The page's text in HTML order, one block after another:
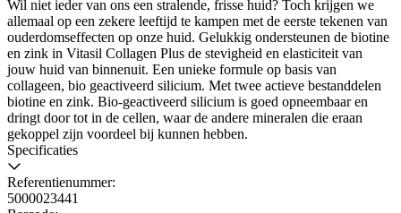
Wil niet ieder van ons een stralende, frisse huid? Toch krijgen we
allemaal op een zekere leeftijd te kampen met de eerste tekenen van
ouderdomseffecten op onze huid. Gelukkig ondersteunen de biotine
en zink in Vitasil Collagen Plus de stevigheid en elasticiteit van
jouw huid van binnenuit. Een unieke formule op basis van
collageen, bio geactiveerd silicium. Met twee actieve bestanddelen
biotine en zink. Bio-geactiveerd silicium is goed opneembaar en
dringt door tot in de cellen, waar de andere mineralen die eraan
gekoppel zijn voordeel bij kunnen hebben.
Specificaties
Referentienummer:
5000023441